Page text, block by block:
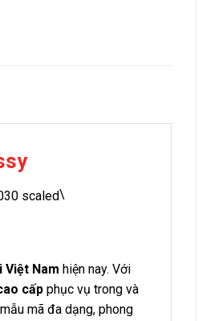
\
Nam hiện nay. Với
cấp phục vụ trong và
mã đa dạng, phong